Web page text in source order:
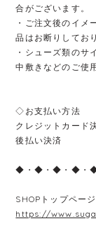
合がございます。
・ご注文後のイメ
品はお断りしてお
・シューズ類のサ
中敷きなどのご使
◇お支払い方法
クレジットカード
後払い決済
◆・◆・◆・◆・
SHOPトップペー
https://